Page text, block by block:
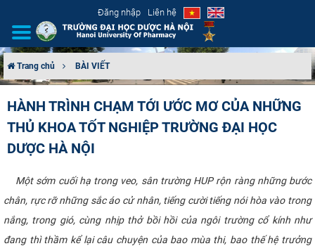
Đăng nhập Liên hệ
CƠ CẤU TỔ CHỨC
TUYỂN SINH
ĐÀO TẠO
ĐẢM BẢO CHẤT LƯỢNG
Trang chủ BÀI VIẾT
HÀNH TRÌNH CHẠM TỚI ƯỚC MƠ CỦA NHỮNG
THỦ KHOA TỐT NGHIỆP TRƯỜNG ĐẠI HỌC
DƯỢC HÀ NỘI
Một sớm cuối hạ trong veo, sân trường HUP rộn ràng những bước
chân, rực rỡ những sắc áo cử nhân, tiếng cười tiếng nói hòa vào trong
nắng, trong gió, cùng nhịp thở bồi hồi của ngôi trường cổ kính như
đang thì thầm kể lại câu chuyện của bao mùa thi, bao thế hệ trưởng